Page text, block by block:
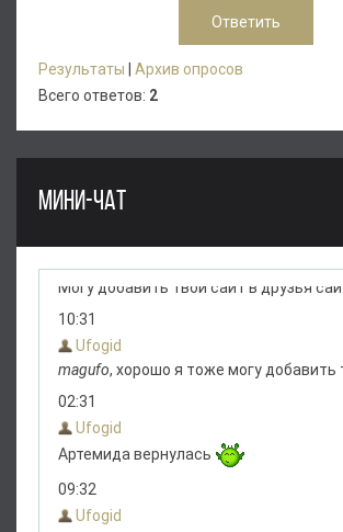
Результаты
Архив опросов
Всего ответов: 2
МИНИ-ЧАТ